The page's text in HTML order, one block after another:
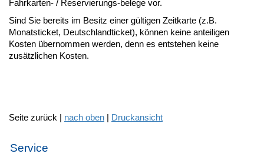
Fahrkarten- / Reservierungs-belege vor.
Sind Sie bereits im Besitz einer gültigen Zeitkarte (z.B.
Monatsticket, Deutschlandticket), können keine anteiligen
Kosten übernommen werden, denn es entstehen keine
zusätzlichen Kosten.
Seite zurück | nach oben | Druckansicht
Service